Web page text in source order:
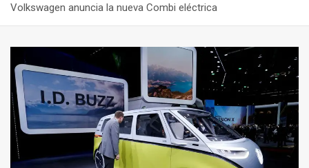
Volkswagen anuncia la nueva Combi eléctrica